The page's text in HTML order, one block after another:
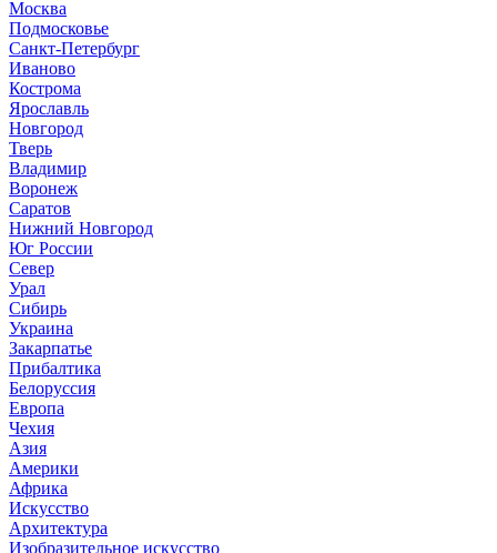
Москва
Подмосковье
Санкт-Петербург
Иваново
Кострома
Ярославль
Новгород
Тверь
Владимир
Воронеж
Саратов
Нижний Новгород
Юг России
Север
Урал
Сибирь
Украина
Закарпатье
Прибалтика
Белоруссия
Европа
Чехия
Азия
Америки
Африка
Искусство
Архитектура
Изобразительное искусство